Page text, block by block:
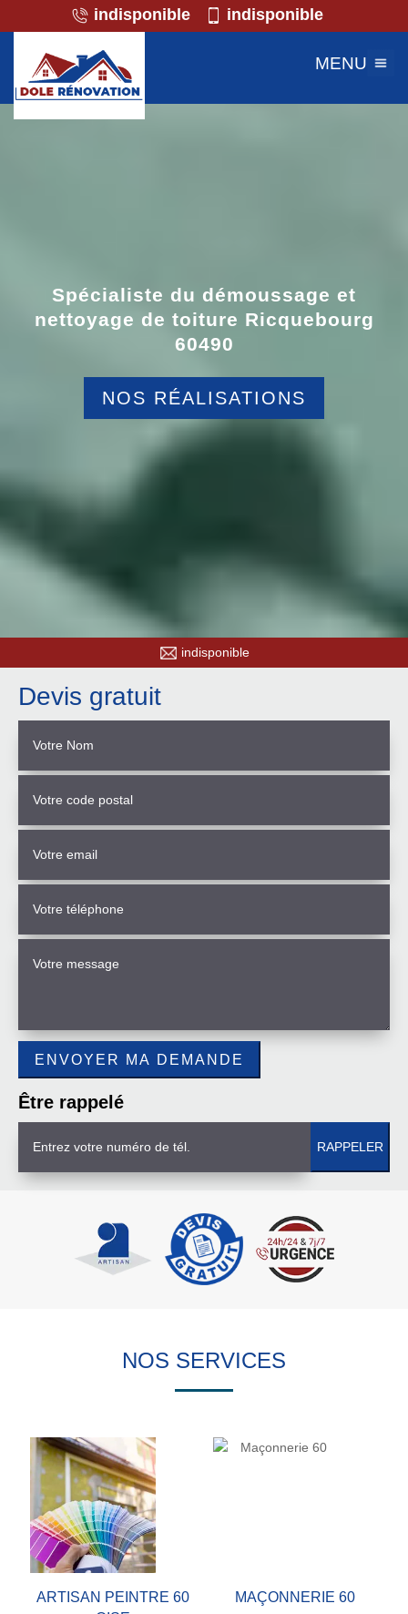
indisponible indisponible
MENU
Spécialiste du démoussage et
nettoyage de toiture Ricquebourg
60490
NOS RÉALISATIONS
indisponible
Devis gratuit
Être rappelé
NOS SERVICES
ARTISAN PEINTRE 60
MAÇONNERIE 60